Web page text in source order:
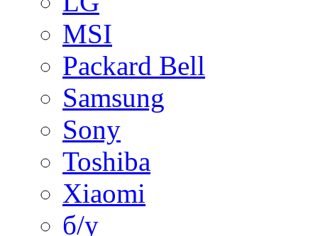
MSI
Packard Bell
Samsung
Sony
Toshiba
Xiaomi
б/у